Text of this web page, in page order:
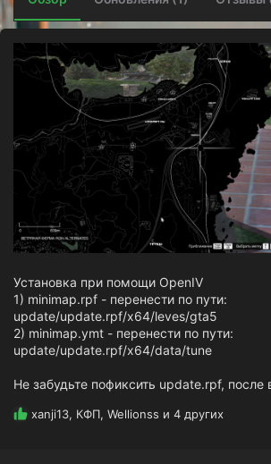
з
д
а
н
и
Установка при помощи OpenIV
1) minimap.rpf - перенести по пути:
update/update.rpf/x64/leves/gta5
2) minimap.ymt - перенести по пути:
update/update.rpf/x64/data/tune
Не забудьте пофиксить update.rpf, после
Р
xanji13, КФП, Wellionss и 4 других